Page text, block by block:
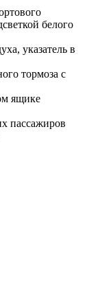
белого
указатель в
тормоза с
ящике
пассажиров